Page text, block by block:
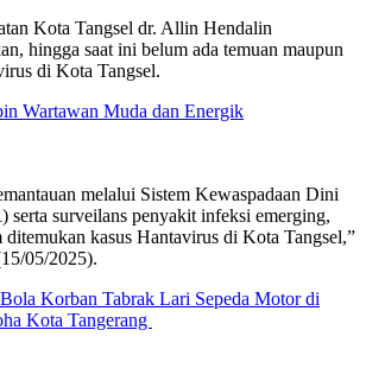
Kota Tangsel dr. Allin Hendalin
hingga saat ini belum ada temuan maupun
di Kota Tangsel.
Wartawan Muda dan Energik
melalui Sistem Kewaspadaan Dini
serta surveilans penyakit infeksi emerging,
ditemukan kasus Hantavirus di Kota Tangsel,”
05/2025).
Bola Korban Tabrak Lari Sepeda Motor di
Kota Tangerang